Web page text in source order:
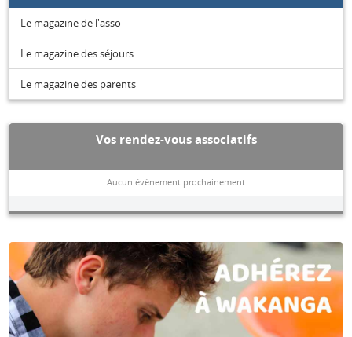
Le magazine de l'asso
Le magazine des séjours
Le magazine des parents
Vos rendez-vous associatifs
Aucun évènement prochainement